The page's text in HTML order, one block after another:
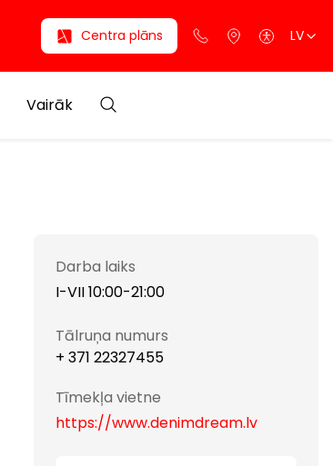
Centra plāns LV
Vairāk
Darba laiks
I-VII 10:00-21:00
Tālruņa numurs
+ 371 22327455
Tīmekļa vietne
https://www.denimdream.lv